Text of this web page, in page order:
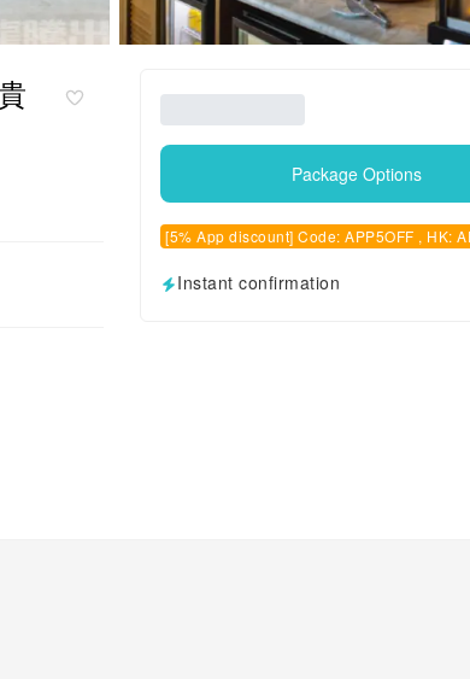
Package Options
[5% App discount] Code: APP5OFF , HK:
Instant confirmation